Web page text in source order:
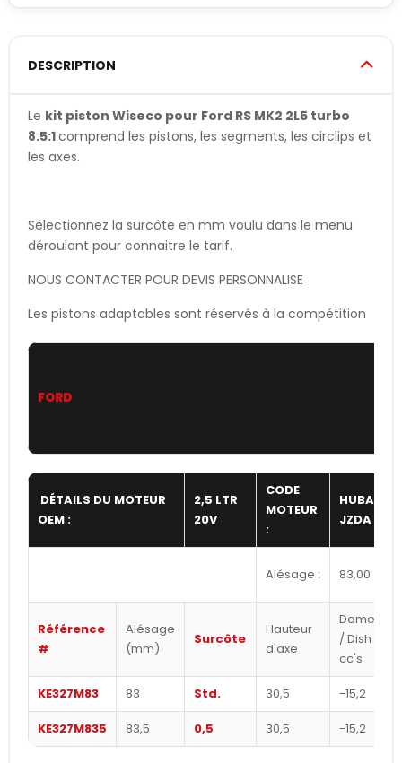
DESCRIPTION
Le kit piston Wiseco pour Ford RS MK2 2L5 turbo
8.5:1comprend les pistons, les segments, les circlips et
les axes.
Sélectionnez la surcôte en mm voulu dans le menu
déroulant pour connaitre le tarif.
NOUS CONTACTER POUR DEVIS PERSONNALISE
Les pistons adaptables sont réservés à la compétition
FORD
DÉTAILS DU MOTEUR
OEM :
2,5 LTR
20V
CODE
MOTEUR
:
HUBA /
JZDA
Alésage : 83,00
Référence
#
Alésage
(mm)
Surcôte
Hauteur
d'axe
Dome
/ Dish
cc's
KE327M83 83 Std. 30,5 -15,2
KE327M835 83,5 0,5 30,5 -15,2